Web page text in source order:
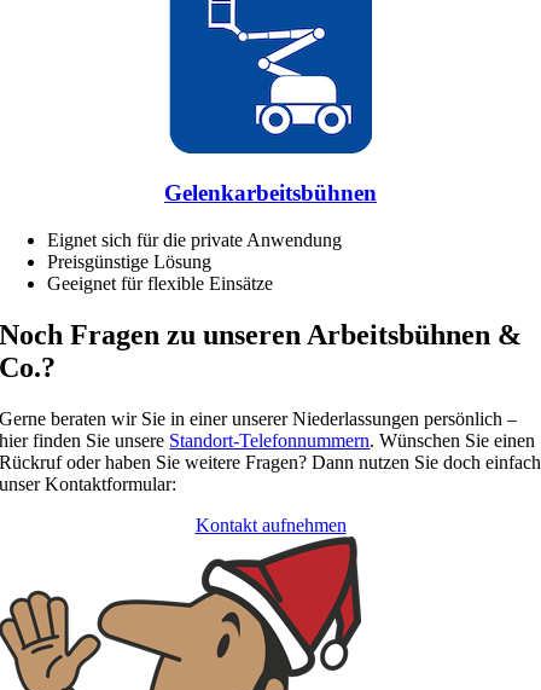
Gelenkarbeitsbühnen
Eignet sich für die private Anwendung
Preisgünstige Lösung
Geeignet für flexible Einsätze
Noch Fragen zu unseren Arbeitsbühnen &
Co.?
Gerne beraten wir Sie in einer unserer Niederlassungen persönlich –
hier finden Sie unsere Standort-Telefonnummern. Wünschen Sie einen
Rückruf oder haben Sie weitere Fragen? Dann nutzen Sie doch einfach
unser Kontaktformular:
Kontakt aufnehmen